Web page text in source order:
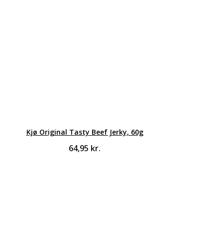
Kjø Original Tasty Beef Jerky, 60g
64,95 kr.